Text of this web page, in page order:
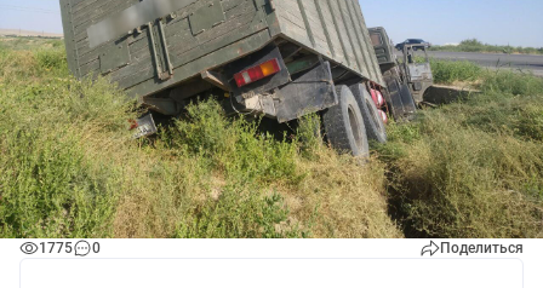
1775 0 Поделиться